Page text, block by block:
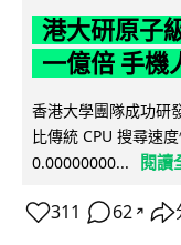
港大研原子
一億倍 手機
香港大學團隊成功研
比傳統 CPU 搜尋速
0.00000000...
閱讀
311 62 ↗